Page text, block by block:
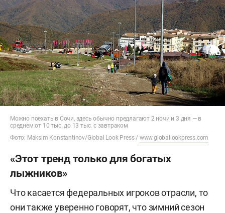
Можно поехать в Сочи, здесь обычно предлагают 2 ночи и 3 дня — в
среднем от 10 тыс. до 13 тыс. с завтраком
Фото: Maksim Konstantinov/Global Look Press / www.globallookpress.com
«Этот тренд только для богатых
лыжников»
Что касается федеральных игроков отрасли, то
они также уверенно говорят, что зимний сезон